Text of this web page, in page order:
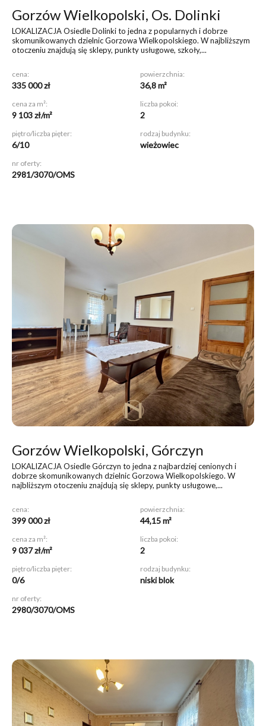
Gorzów Wielkopolski, Os. Dolinki
LOKALIZACJA Osiedle Dolinki to jedna z popularnych i dobrze
skomunikowanych dzielnic Gorzowa Wielkopolskiego. W najbliższym
otoczeniu znajdują się sklepy, punkty usługowe, szkoły,...
cena:
335 000 zł
powierzchnia:
36,8 m²
cena za m²:
9 103 zł/m²
liczba pokoi:
2
piętro/liczba pięter:
6/10
rodzaj budynku:
wieżowiec
nr oferty:
2981/3070/OMS
Gorzów Wielkopolski, Górczyn
LOKALIZACJA Osiedle Górczyn to jedna z najbardziej cenionych i
dobrze skomunikowanych dzielnic Gorzowa Wielkopolskiego. W
najbliższym otoczeniu znajdują się sklepy, punkty usługowe,...
cena:
399 000 zł
powierzchnia:
44,15 m²
cena za m²:
9 037 zł/m²
liczba pokoi:
2
piętro/liczba pięter:
0/6
rodzaj budynku:
niski blok
nr oferty:
2980/3070/OMS